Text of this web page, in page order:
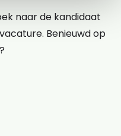
naar de kandidaat
Benieuwd op